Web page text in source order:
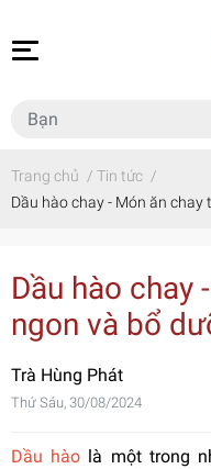
Trang chủ / Tin tức /
Dầu hào chay - Món ăn
Dầu hào chay
ngon và bổ
Trà Hùng Phát
Thứ Sáu, 30/08/2024
Dầu hào là một trong